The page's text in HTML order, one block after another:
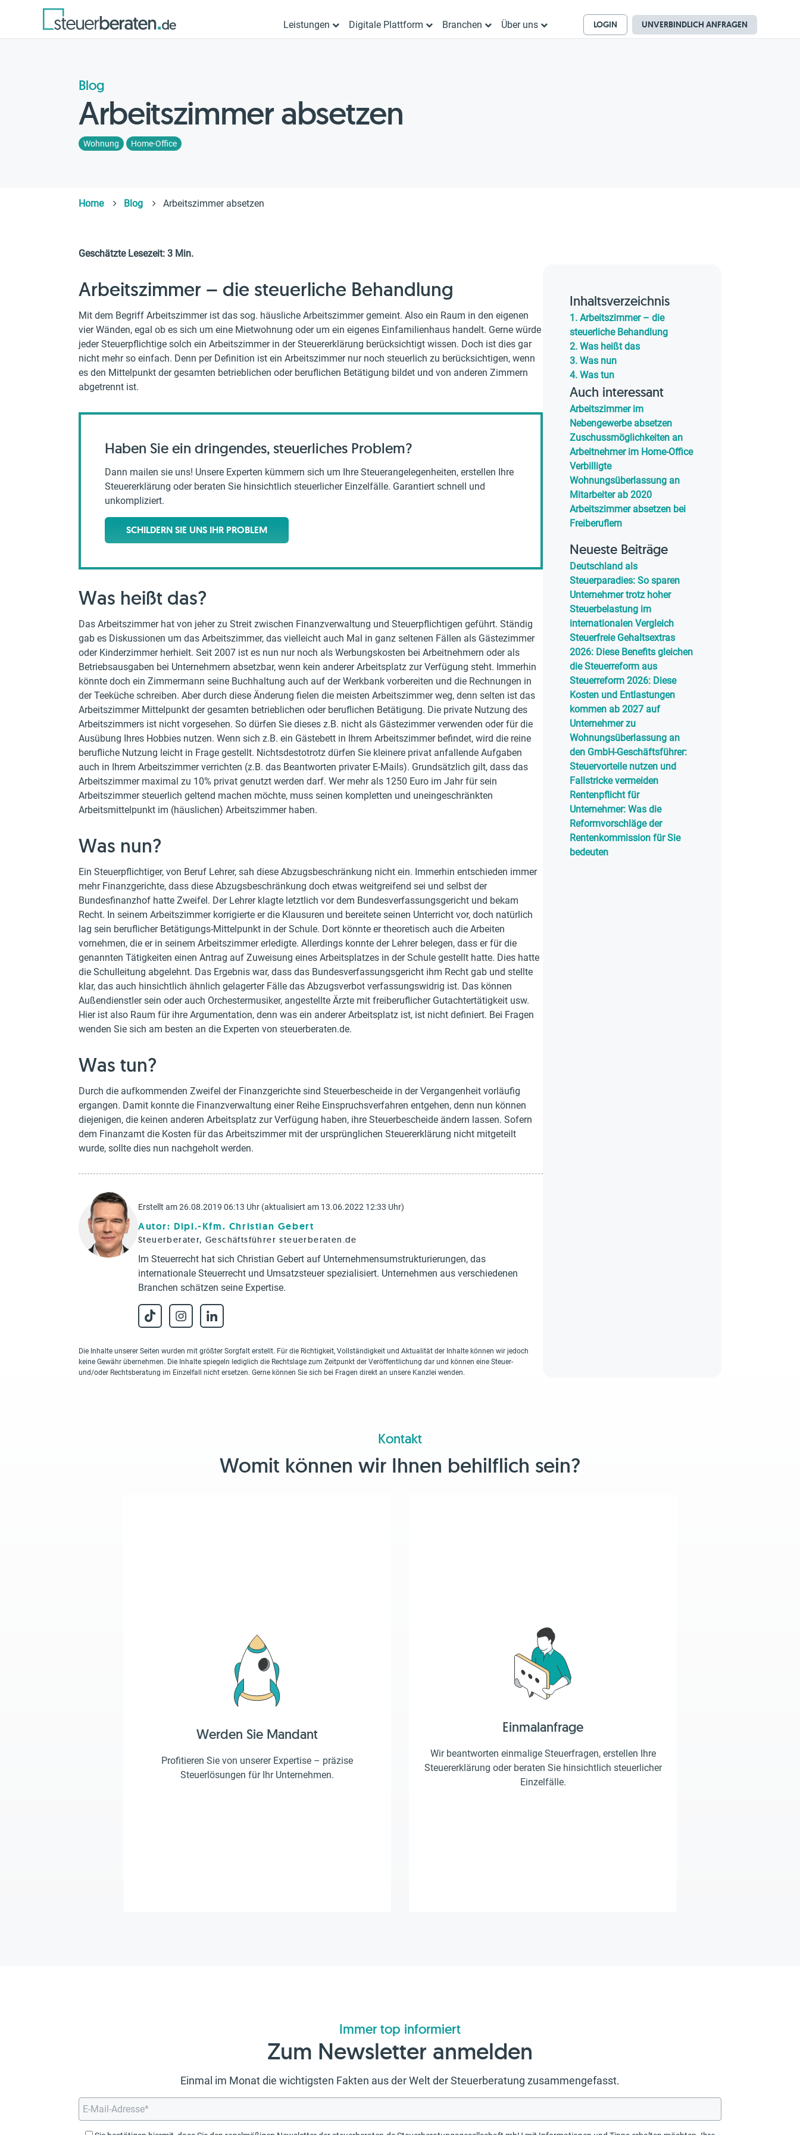
Leistungen Digitale Plattform Branchen Über uns LOGIN UNVERBINDLICH ANFRAGEN
Blog
Arbeitszimmer absetzen
Wohnung Home-Office
Home Blog Arbeitszimmer absetzen
Geschätzte Lesezeit: 3 Min.
Arbeitszimmer – die steuerliche Behandlung
Mit dem Begriff Arbeitszimmer ist das sog. häusliche Arbeitszimmer gemeint. Also ein Raum in den eigenen
vier Wänden, egal ob es sich um eine Mietwohnung oder um ein eigenes Einfamilienhaus handelt. Gerne würde
jeder Steuerpflichtige solch ein Arbeitszimmer in der Steuererklärung berücksichtigt wissen. Doch ist dies gar
nicht mehr so einfach. Denn per Definition ist ein Arbeitszimmer nur noch steuerlich zu berücksichtigen, wenn
es den Mittelpunkt der gesamten betrieblichen oder beruflichen Betätigung bildet und von anderen Zimmern
abgetrennt ist.
Haben Sie ein dringendes, steuerliches Problem?
Dann mailen sie uns! Unsere Experten kümmern sich um Ihre Steuerangelegenheiten, erstellen Ihre
Steuererklärung oder beraten Sie hinsichtlich steuerlicher Einzelfälle. Garantiert schnell und
unkompliziert.
SCHILDERN SIE UNS IHR PROBLEM
Was heißt das?
Das Arbeitszimmer hat von jeher zu Streit zwischen Finanzverwaltung und Steuerpflichtigen geführt. Ständig
gab es Diskussionen um das Arbeitszimmer, das vielleicht auch Mal in ganz seltenen Fällen als Gästezimmer
oder Kinderzimmer herhielt. Seit 2007 ist es nun nur noch als Werbungskosten bei Arbeitnehmern oder als
Betriebsausgaben bei Unternehmern absetzbar, wenn kein anderer Arbeitsplatz zur Verfügung steht. Immerhin
könnte doch ein Zimmermann seine Buchhaltung auch auf der Werkbank vorbereiten und die Rechnungen in
der Teeküche schreiben. Aber durch diese Änderung fielen die meisten Arbeitszimmer weg, denn selten ist das
Arbeitszimmer Mittelpunkt der gesamten betrieblichen oder beruflichen Betätigung. Die private Nutzung des
Arbeitszimmers ist nicht vorgesehen. So dürfen Sie dieses z.B. nicht als Gästezimmer verwenden oder für die
Ausübung Ihres Hobbies nutzen. Wenn sich z.B. ein Gästebett in Ihrem Arbeitszimmer befindet, wird die reine
berufliche Nutzung leicht in Frage gestellt. Nichtsdestotrotz dürfen Sie kleinere privat anfallende Aufgaben
auch in Ihrem Arbeitszimmer verrichten (z.B. das Beantworten privater E-Mails). Grundsätzlich gilt, dass das
Arbeitszimmer maximal zu 10% privat genutzt werden darf. Wer mehr als 1250 Euro im Jahr für sein
Arbeitszimmer steuerlich geltend machen möchte, muss seinen kompletten und uneingeschränkten
Arbeitsmittelpunkt im (häuslichen) Arbeitszimmer haben.
Was nun?
Ein Steuerpflichtiger, von Beruf Lehrer, sah diese Abzugsbeschränkung nicht ein. Immerhin entschieden immer
mehr Finanzgerichte, dass diese Abzugsbeschränkung doch etwas weitgreifend sei und selbst der
Bundesfinanzhof hatte Zweifel. Der Lehrer klagte letztlich vor dem Bundesverfassungsgericht und bekam
Recht. In seinem Arbeitszimmer korrigierte er die Klausuren und bereitete seinen Unterricht vor, doch natürlich
lag sein beruflicher Betätigungs-Mittelpunkt in der Schule. Dort könnte er theoretisch auch die Arbeiten
vornehmen, die er in seinem Arbeitszimmer erledigte. Allerdings konnte der Lehrer belegen, dass er für die
genannten Tätigkeiten einen Antrag auf Zuweisung eines Arbeitsplatzes in der Schule gestellt hatte. Dies hatte
die Schulleitung abgelehnt. Das Ergebnis war, dass das Bundesverfassungsgericht ihm Recht gab und stellte
klar, das auch hinsichtlich ähnlich gelagerter Fälle das Abzugsverbot verfassungswidrig ist. Das können
Außendienstler sein oder auch Orchestermusiker, angestellte Ärzte mit freiberuflicher Gutachtertätigkeit usw.
Hier ist also Raum für ihre Argumentation, denn was ein anderer Arbeitsplatz ist, ist nicht definiert. Bei Fragen
wenden Sie sich am besten an die Experten von steuerberaten.de.
Was tun?
Durch die aufkommenden Zweifel der Finanzgerichte sind Steuerbescheide in der Vergangenheit vorläufig
ergangen. Damit konnte die Finanzverwaltung einer Reihe Einspruchsverfahren entgehen, denn nun können
diejenigen, die keinen anderen Arbeitsplatz zur Verfügung haben, ihre Steuerbescheide ändern lassen. Sofern
dem Finanzamt die Kosten für das Arbeitszimmer mit der ursprünglichen Steuererklärung nicht mitgeteilt
wurde, sollte dies nun nachgeholt werden.
Erstellt am 26.08.2019 06:13 Uhr (aktualisiert am 13.06.2022 12:33 Uhr)
Autor: Dipl.-Kfm. Christian Gebert
Steuerberater, Geschäftsführer steuerberaten.de
Im Steuerrecht hat sich Christian Gebert auf Unternehmensumstrukturierungen, das
internationale Steuerrecht und Umsatzsteuer spezialisiert. Unternehmen aus verschiedenen
Branchen schätzen seine Expertise.
Die Inhalte unserer Seiten wurden mit größter Sorgfalt erstellt. Für die Richtigkeit, Vollständigkeit und Aktualität der Inhalte können wir jedoch
keine Gewähr übernehmen. Die Inhalte spiegeln lediglich die Rechtslage zum Zeitpunkt der Veröffentlichung dar und können eine Steuer-
und/oder Rechtsberatung im Einzelfall nicht ersetzen. Gerne können Sie sich bei Fragen direkt an unsere Kanzlei wenden.
Inhaltsverzeichnis
1. Arbeitszimmer – die
steuerliche Behandlung
2. Was heißt das
3. Was nun
4. Was tun
Auch interessant
Arbeitszimmer im
Nebengewerbe absetzen
Zuschussmöglichkeiten an
Arbeitnehmer im Home-Office
Verbilligte
Wohnungsüberlassung an
Mitarbeiter ab 2020
Arbeitszimmer absetzen bei
Freiberuflern
Neueste Beiträge
Deutschland als
Steuerparadies: So sparen
Unternehmer trotz hoher
Steuerbelastung im
internationalen Vergleich
Steuerfreie Gehaltsextras
2026: Diese Benefits gleichen
die Steuerreform aus
Steuerreform 2026: Diese
Kosten und Entlastungen
kommen ab 2027 auf
Unternehmer zu
Wohnungsüberlassung an
den GmbH-Geschäftsführer:
Steuervorteile nutzen und
Fallstricke vermeiden
Rentenpflicht für
Unternehmer: Was die
Reformvorschläge der
Rentenkommission für Sie
bedeuten
Kontakt
Womit können wir Ihnen behilflich sein?
Werden Sie Mandant
Profitieren Sie von unserer Expertise – präzise
Steuerlösungen für Ihr Unternehmen.
Einmalanfrage
Wir beantworten einmalige Steuerfragen, erstellen Ihre
Steuererklärung oder beraten Sie hinsichtlich steuerlicher
Einzelfälle.
Immer top informiert
Zum Newsletter anmelden
Einmal im Monat die wichtigsten Fakten aus der Welt der Steuerberatung zusammengefasst.